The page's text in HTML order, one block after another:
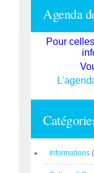
Agenda
Pour
Informations